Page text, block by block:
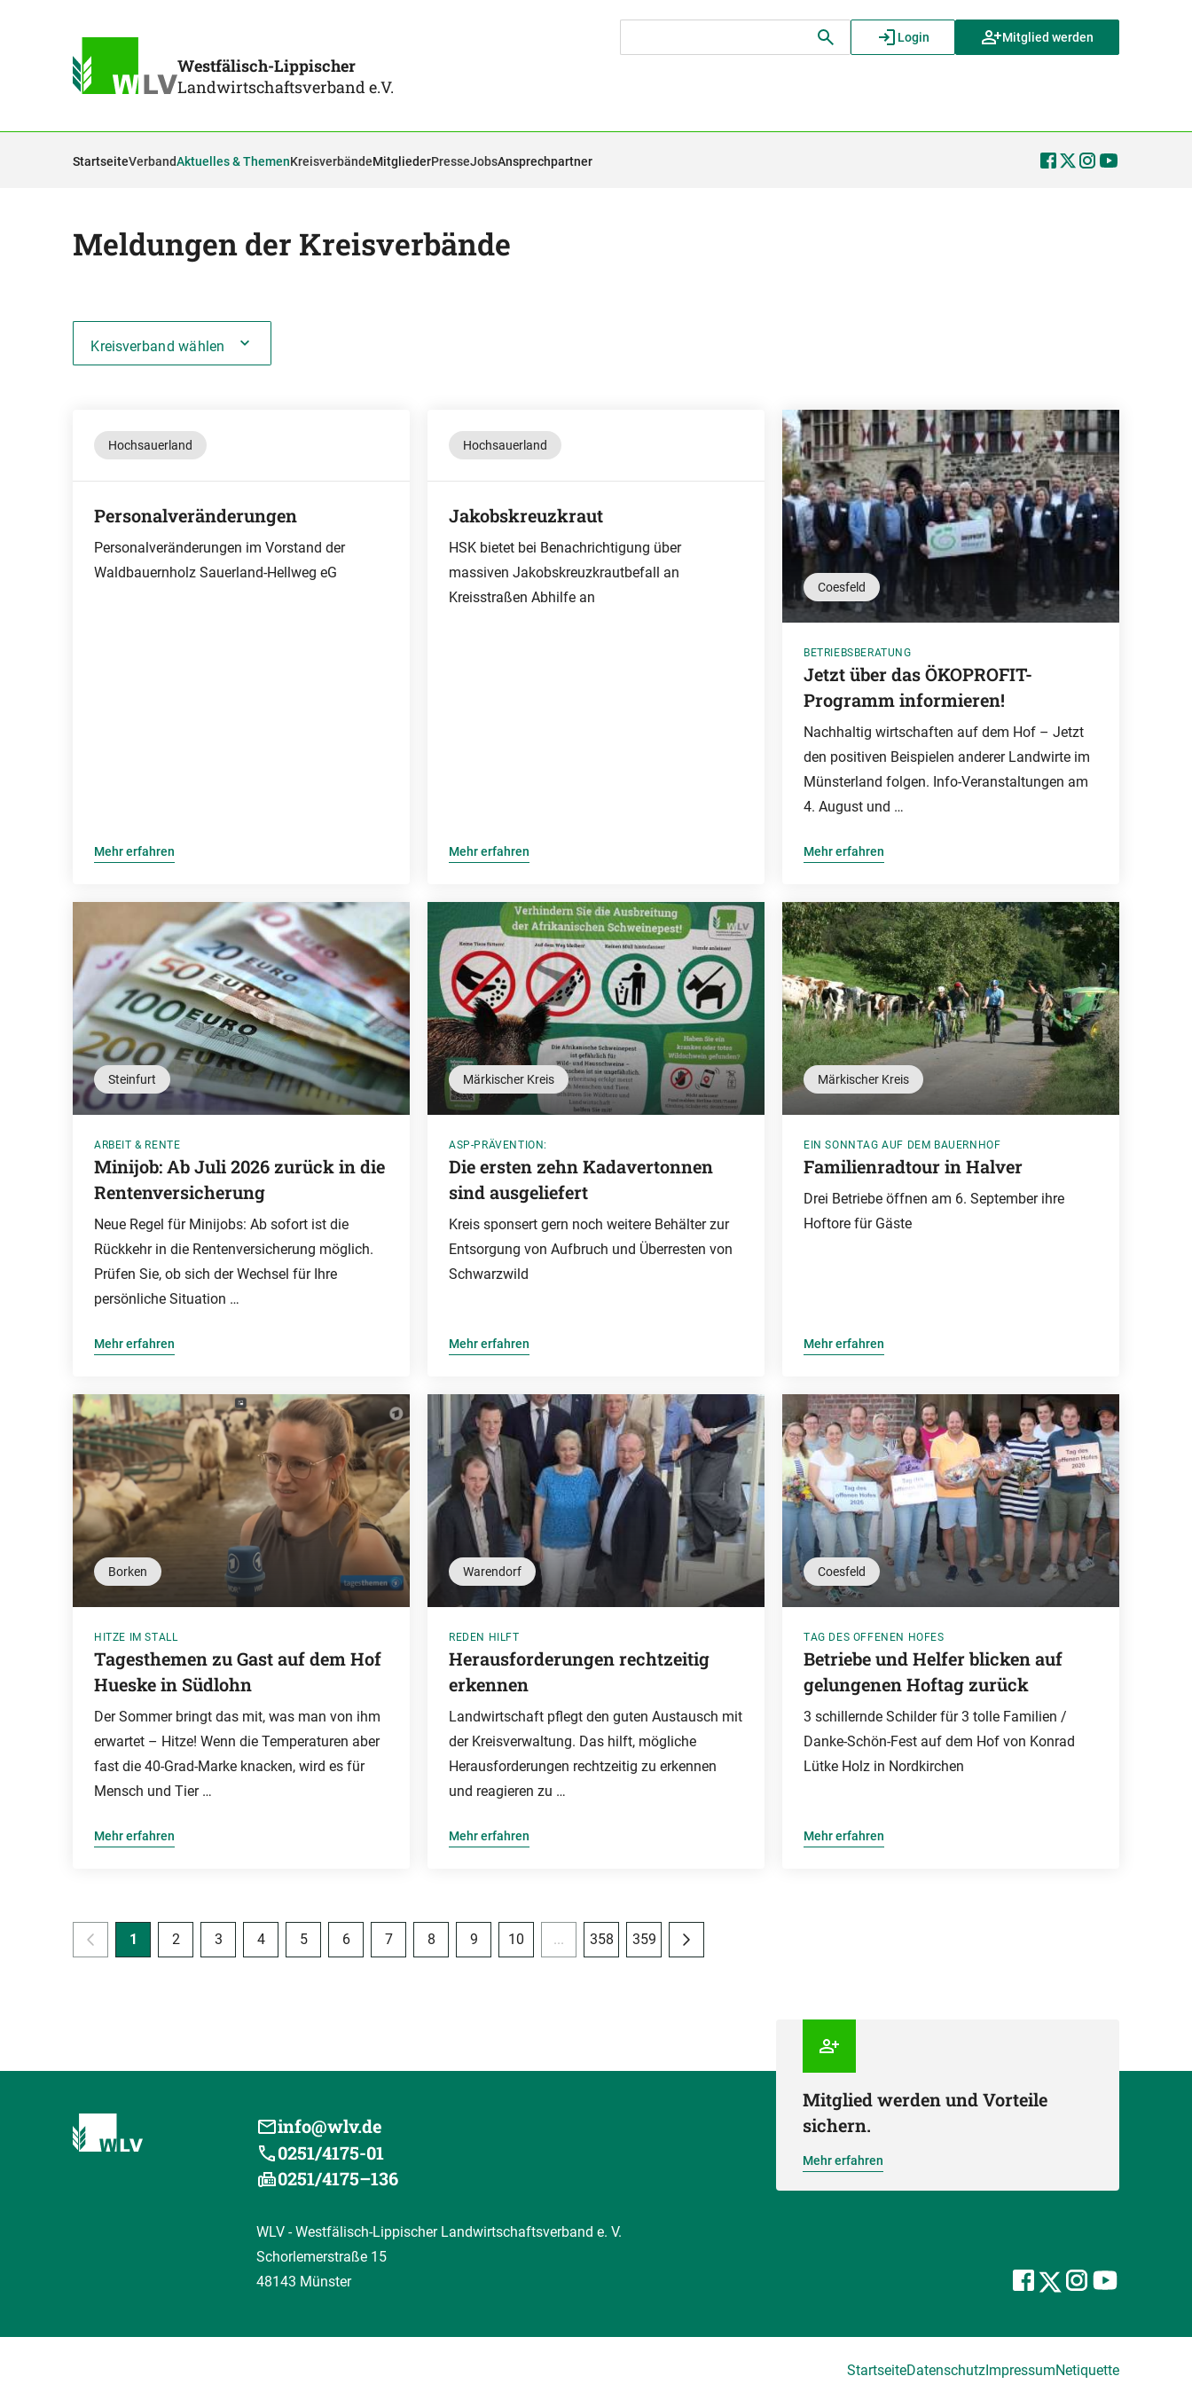
Westfälisch-Lippischer
Landwirtschaftsverband e.V.
Login Mitglied werden
StartseiteVerbandAktuelles & ThemenKreisverbändeMitgliederPresseJobsAnsprechpartner
Meldungen der Kreisverbände
Kreisverband wählen
Hochsauerland
Personalveränderungen
Personalveränderungen im Vorstand der
Waldbauernholz Sauerland-Hellweg eG
Mehr erfahren
Hochsauerland
Jakobskreuzkraut
HSK bietet bei Benachrichtigung über
massiven Jakobskreuzkrautbefall an
Kreisstraßen Abhilfe an
Mehr erfahren
Coesfeld
BETRIEBSBERATUNG
Jetzt über das ÖKOPROFIT-
Programm informieren!
Nachhaltig wirtschaften auf dem Hof – Jetzt
den positiven Beispielen anderer Landwirte im
Münsterland folgen. Info-Veranstaltungen am
4. August und …
Mehr erfahren
Steinfurt
ARBEIT & RENTE
Minijob: Ab Juli 2026 zurück in die
Rentenversicherung
Neue Regel für Minijobs: Ab sofort ist die
Rückkehr in die Rentenversicherung möglich.
Prüfen Sie, ob sich der Wechsel für Ihre
persönliche Situation …
Mehr erfahren
Märkischer Kreis
ASP-PRÄVENTION:
Die ersten zehn Kadavertonnen
sind ausgeliefert
Kreis sponsert gern noch weitere Behälter zur
Entsorgung von Aufbruch und Überresten von
Schwarzwild
Mehr erfahren
Märkischer Kreis
EIN SONNTAG AUF DEM BAUERNHOF
Familienradtour in Halver
Drei Betriebe öffnen am 6. September ihre
Hoftore für Gäste
Mehr erfahren
Borken
HITZE IM STALL
Tagesthemen zu Gast auf dem Hof
Hueske in Südlohn
Der Sommer bringt das mit, was man von ihm
erwartet – Hitze! Wenn die Temperaturen aber
fast die 40-Grad-Marke knacken, wird es für
Mensch und Tier …
Mehr erfahren
Warendorf
REDEN HILFT
Herausforderungen rechtzeitig
erkennen
Landwirtschaft pflegt den guten Austausch mit
der Kreisverwaltung. Das hilft, mögliche
Herausforderungen rechtzeitig zu erkennen
und reagieren zu …
Mehr erfahren
Coesfeld
TAG DES OFFENEN HOFES
Betriebe und Helfer blicken auf
gelungenen Hoftag zurück
3 schillernde Schilder für 3 tolle Familien /
Danke-Schön-Fest auf dem Hof von Konrad
Lütke Holz in Nordkirchen
Mehr erfahren
1 2 3 4 5 6 7 8 9 10 ... 358 359
Mitglied werden und Vorteile
sichern.
Mehr erfahren
info@wlv.de
0251/4175-01
0251/4175–136
WLV - Westfälisch-Lippischer Landwirtschaftsverband e. V.
Schorlemerstraße 15
48143 Münster
StartseiteDatenschutzImpressumNetiquette